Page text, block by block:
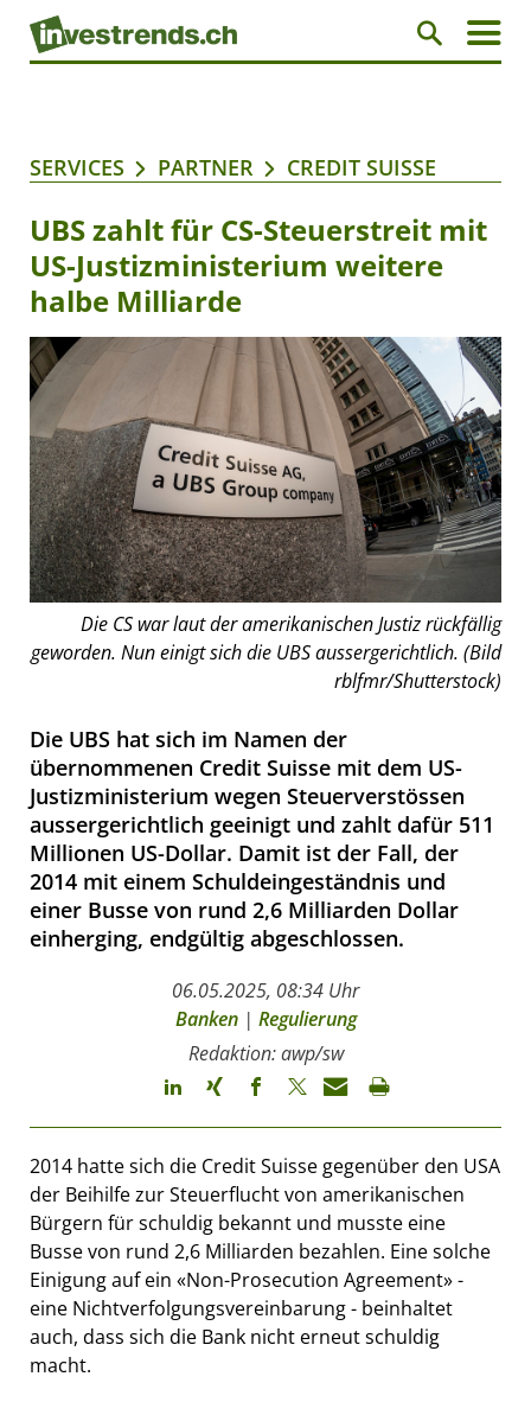
SERVICES PARTNER CREDIT SUISSE
UBS zahlt für CS-Steuerstreit mit
US-Justizministerium weitere
halbe Milliarde
Die CS war laut der amerikanischen Justiz rückfällig
geworden. Nun einigt sich die UBS aussergerichtlich. (Bild
rblfmr/Shutterstock)
Die UBS hat sich im Namen der
übernommenen Credit Suisse mit dem US-
Justizministerium wegen Steuerverstössen
aussergerichtlich geeinigt und zahlt dafür 511
Millionen US-Dollar. Damit ist der Fall, der
2014 mit einem Schuldeingeständnis und
einer Busse von rund 2,6 Milliarden Dollar
einherging, endgültig abgeschlossen.
06.05.2025, 08:34 Uhr
Banken| Regulierung
Redaktion: awp/sw
2014 hatte sich die Credit Suisse gegenüber den USA
der Beihilfe zur Steuerflucht von amerikanischen
Bürgern für schuldig bekannt und musste eine
Busse von rund 2,6 Milliarden bezahlen. Eine solche
Einigung auf ein «Non-Prosecution Agreement» -
eine Nichtverfolgungsvereinbarung - beinhaltet
auch, dass sich die Bank nicht erneut schuldig
macht.